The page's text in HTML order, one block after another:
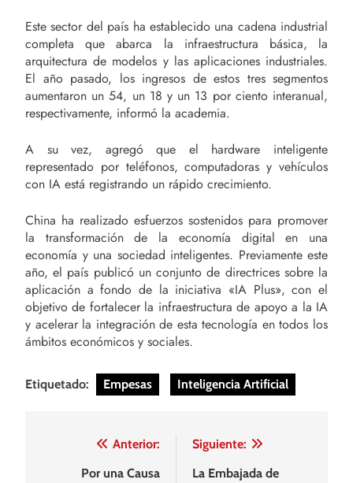
Este sector del país ha establecido una cadena industrial
completa que abarca la infraestructura básica, la
arquitectura de modelos y las aplicaciones industriales.
El año pasado, los ingresos de estos tres segmentos
aumentaron un 54, un 18 y un 13 por ciento interanual,
respectivamente, informó la academia.
A su vez, agregó que el hardware inteligente
representado por teléfonos, computadoras y vehículos
con IA está registrando un rápido crecimiento.
China ha realizado esfuerzos sostenidos para promover
la transformación de la economía digital en una
economía y una sociedad inteligentes. Previamente este
año, el país publicó un conjunto de directrices sobre la
aplicación a fondo de la iniciativa «IA Plus», con el
objetivo de fortalecer la infraestructura de apoyo a la IA
y acelerar la integración de esta tecnología en todos los
ámbitos económicos y sociales.
Etiquetado: Empesas Inteligencia Artificial
NavegaciónAnterior:
Por una Causa
Siguiente:
La Embajada de